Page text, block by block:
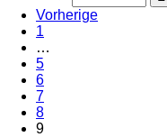
Vorherige
1
…
5
6
7
8
9